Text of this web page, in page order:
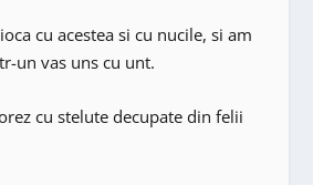
cu acestea si cu nucile, si am
un vas uns cu unt.
cu stelute decupate din felii